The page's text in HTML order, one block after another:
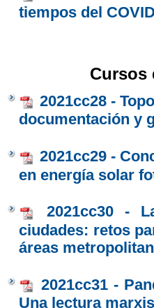
tiempos del
Cursos
2021cc28 -
documentación y
2021cc29 -
en energía solar
2021cc30 -
ciudades: retos
áreas
2021cc31 -
Una lectura